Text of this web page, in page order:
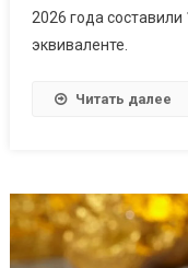
2026 года
эквиваленте.
Читать далее